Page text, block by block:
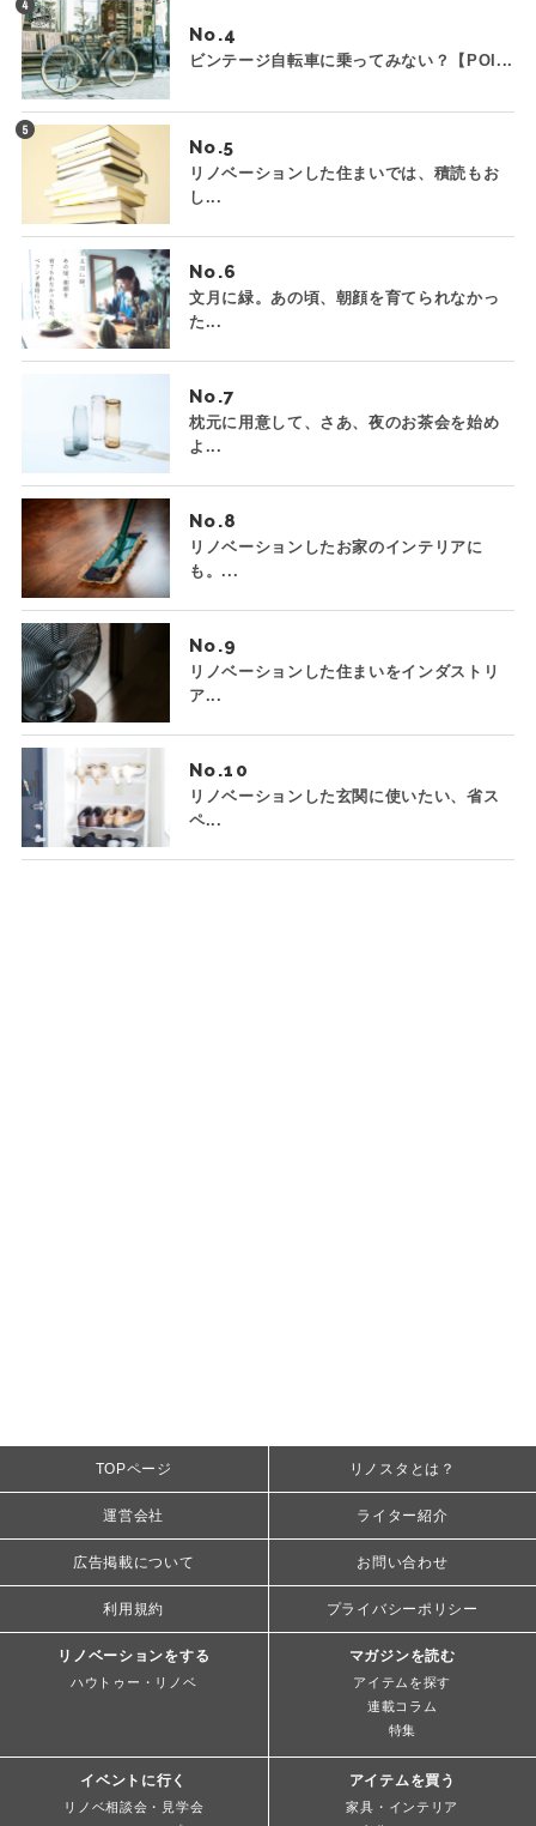
No.
ビンテージ自転車に乗ってみない？【POI...
No.
リノベーションした住まいでは、積読もお
し...
No.
文月に緑。あの頃、朝顔を育てられなかっ
た...
No.
枕元に用意して、さあ、夜のお茶会を始め
よ...
No.
リノベーションしたお家のインテリアに
も。...
No.
リノベーションした住まいをインダストリ
ア...
No.
リノベーションした玄関に使いたい、省ス
ペ...
TOPページ リノスタとは？
運営会社 ライター紹介
広告掲載について お問い合わせ
利用規約 プライバシーポリシー
リノベーションをする
ハウトゥー・リノベ
マガジンを読む
アイテムを探す
連載コラム
特集
イベントに行く
リノベ相談会・見学会
アイテムを買う
家具・インテリア